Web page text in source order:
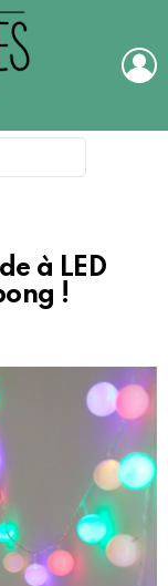
à LED
!